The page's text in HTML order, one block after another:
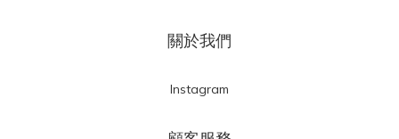
關於我們
Instagram